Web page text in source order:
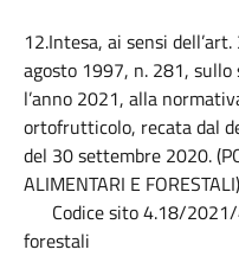
12.Intesa, ai sensi
agosto 1997, n. 281, sullo
l’anno 2021, alla
ortofrutticolo, recata dal
del 30 settembre 2020.
ALIMENTARI E FORESTALI)
Codice sito 4.18/2021/
forestali